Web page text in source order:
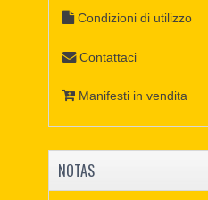
Condizioni di utilizzo
Contattaci
Manifesti in vendita
NOTAS